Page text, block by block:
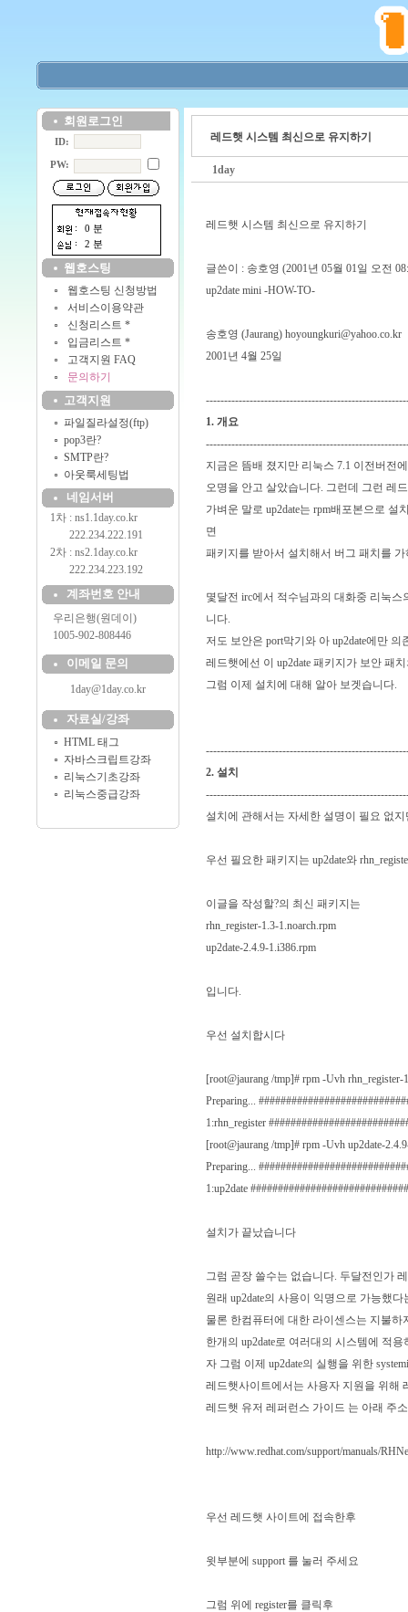
회원로그인
ID:
PW:
0 분
2 분
웹호스팅
웹호스팅 신청방법
서비스이용약관
신청리스트 *
입금리스트 *
고객지원 FAQ
문의하기
고객지원
파일질라설정(ftp)
pop3란?
SMTP란?
아웃룩세팅법
네임서버
1차 : ns1.1day.co.kr
222.234.222.191
2차 : ns2.1day.co.kr
222.234.223.192
계좌번호 안내
우리은행(원데이)
1005-902-808446
이메일 문의
1day@1day.co.kr
자료실/강좌
HTML 태그
자바스크립트강좌
리눅스기초강좌
리눅스중급강좌
레드햇 시스템 최신으로 유지하기
1day
레드햇 시스템 최신으로 유지하기
글쓴이 : 송호영 (2001년 05월 01일 오전
up2date mini -HOW-TO-
송호영 (Jaurang) hoyoungkuri@yahoo.co.kr
2001년 4월 25일
1. 개요
지금은 뜸배 졌지만 리눅스 7.1 이전버전
오명을 안고 살았습니다. 그런데 그런 레
가벼운 말로 up2date는 rpm배포본으로
면
패키지를 받아서 설치해서 버그 패치를
몇달전 irc에서 적수님과의 대화중 리눅
니다.
저도 보안은 port막기와 아 up2date에만 의
레드햇에선 이 up2date 패키지가 보안 패
그럼 이제 설치에 대해 알아 보겟습니다.
2. 설치
설치에 관해서는 자세한 설명이 필요 없
우선 필요한 패키지는 up2date와
이글을 작성할?의 최신 패키지는
rhn_register-1.3-1.noarch.rpm
up2date-2.4.9-1.i386.rpm
입니다.
우선 설치합시다
[root@jaurang /tmp]# rpm -Uvh rhn_register-
Preparing...
1:rhn_register
[root@jaurang /tmp]# rpm -Uvh up2date-
Preparing...
1:up2date
설치가 끝났습니다
그럼 곧장 쓸수는 없습니다. 두달전인가
원래 up2date의 사용이 익명으로 가능했
물론 한컴퓨터에 대한 라이센스는 지불하
한개의 up2date로 여러대의 시스템에 적
자 그럼 이제 up2date의 실행을 위한
레드햇사이트에서는 사용자 지원을 위해
레드햇 유저 레퍼런스 가이드 는 아래 주
http://www.redhat.com/support/manuals/
우선 레드햇 사이트에 접속한후
윗부분에 support 를 눌러 주세요
그럼 위에 register를 클릭후